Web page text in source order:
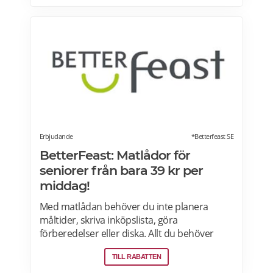
om pensionärsrabatter på Coop här.
Erbjudande *Betterfeast SE
BetterFeast: Matlådor för
seniorer från bara 39 kr per
middag!
Med matlådan behöver du inte planera
måltider, skriva inköpslista, göra
förberedelser eller diska. Allt du behöver
göra är att värma maten och så är det
färdigt för servering! Betterfeast handlar,
TILL RABATTEN